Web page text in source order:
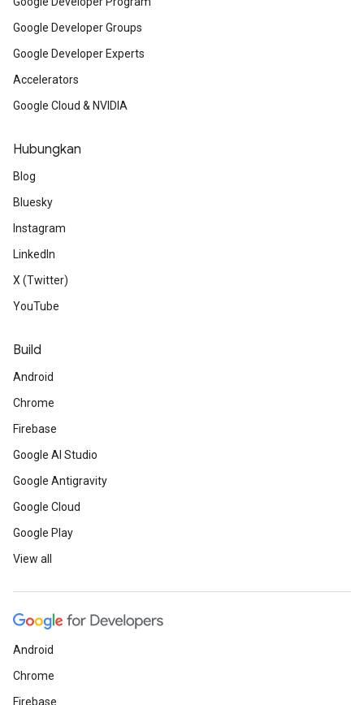
Google Developer Groups
Google Developer Experts
Accelerators
Google Cloud & NVIDIA
Hubungkan
Blog
Bluesky
Instagram
LinkedIn
X (Twitter)
YouTube
Build
Android
Chrome
Firebase
Google AI Studio
Google Antigravity
Google Cloud
Google Play
View all
Android
Chrome
Firebase